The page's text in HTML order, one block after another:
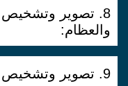
8. تصوير
والعظام:
9. تصوير وتشخيص أمراض انسجة الرقبة: